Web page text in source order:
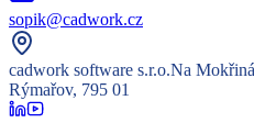
sopik@cadwork.cz
cadwork software s.r.o.Na
Rýmařov, 795 01